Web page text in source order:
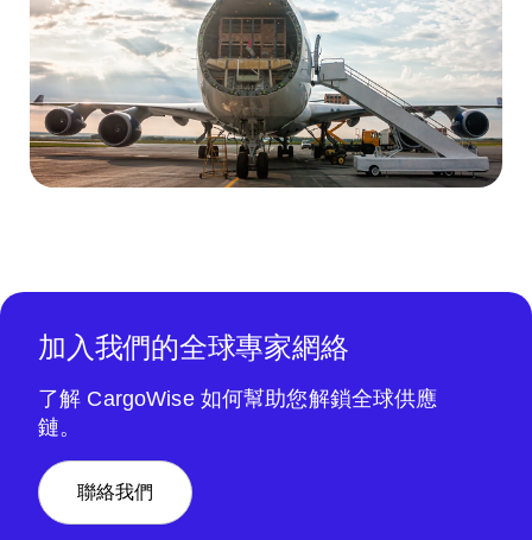
加入我們的全球專家網絡
了解 CargoWise 如何幫助您解鎖全球供應
鏈。
聯絡我們